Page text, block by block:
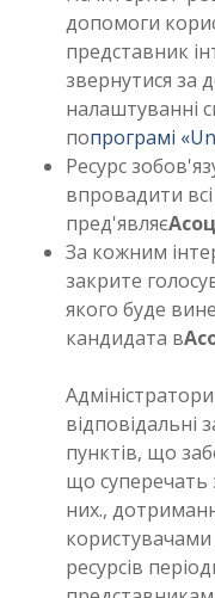
допомоги
представник
звернутися за
налаштуванні
попрограмі
Ресурс
впровадити
пред'являє
За кожним
закрите
якого буде
кандидата в
відповідальні
пунктів, що
що суперечать
них.,
користувачами
ресурсів